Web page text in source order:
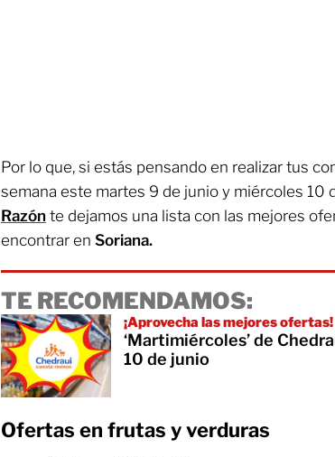
Por lo que, si estás pensando en realizar tus
semana este martes 9 de junio y miércoles 10
Razón te dejamos una lista con las mejores
encontrar en Soriana.
TE RECOMENDAMOS:
¡Aprovecha las mejores ofertas!
‘Martimiércoles’ de
10 de junio
Ofertas en frutas y verduras